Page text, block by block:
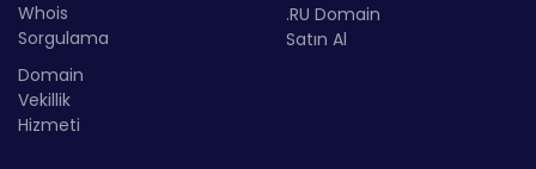
Whois
Sorgulama
Domain
Vekillik
Hizmeti
.RU Domain
Satın Al